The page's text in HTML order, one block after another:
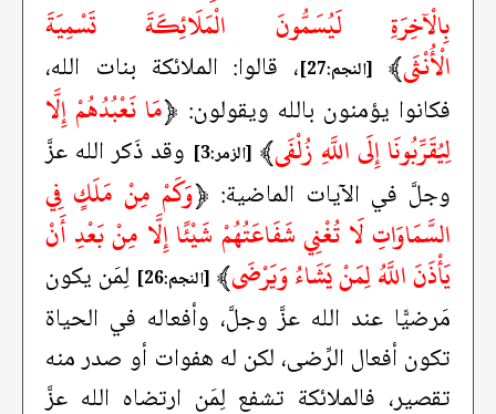
بِالْآخِرَةِ لَيُسَمُّونَ الْمَلَائِكَةَ تَسْمِيَةَ
الْأُنْثَى﴾ [النجم:27]
، قالوا: الملائكة بنات الله،
فكانوا يؤمنون بالله ويقولون: ﴿مَا نَعْبُدُهُمْ إِلَّا
لِيُقَرِّبُونَا إِلَى اللَّهِ زُلْفَى﴾ [الزمر:3]
وقد ذَكر الله عزَّ
وجلَّ في الآيات الماضية: ﴿وَكَمْ مِنْ مَلَكٍ فِي
السَّمَاوَاتِ لَا تُغْنِي شَفَاعَتُهُمْ شَيْئًا إِلَّا مِنْ بَعْدِ أَنْ
يَأْذَنَ اللَّهُ لِمَنْ يَشَاءُ وَيَرْضَى﴾ [النجم:26]
لِمَن يكون
مَرضيًّا عند الله عزَّ وجلَّ، وأفعاله في الحياة
تكون أفعال الرِّضى، لكن له هفوات أو صدر منه
تقصير، فالملائكة تشفع لِمَن ارتضاه الله عزَّ